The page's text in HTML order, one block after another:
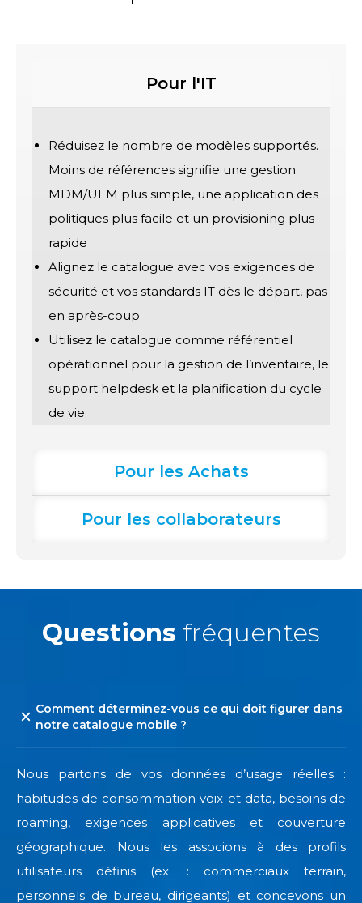
Pour l'IT
Réduisez le nombre de modèles supportés.
Moins de références signifie une gestion
MDM/UEM plus simple, une application des
politiques plus facile et un provisioning plus
rapide
Alignez le catalogue avec vos exigences de
sécurité et vos standards IT dès le départ, pas
en après-coup
Utilisez le catalogue comme référentiel
opérationnel pour la gestion de l’inventaire, le
support helpdesk et la planification du cycle
de vie
Pour les Achats
Pour les collaborateurs
Questions fréquentes
Comment déterminez-vous ce qui doit figurer dans
notre catalogue mobile ?
Nous partons de vos données d’usage réelles :
habitudes de consommation voix et data, besoins de
roaming, exigences applicatives et couverture
géographique. Nous les associons à des profils
utilisateurs définis (ex. : commerciaux terrain,
personnels de bureau, dirigeants) et concevons un